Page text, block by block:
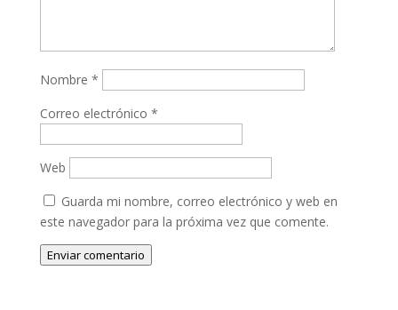
Nombre *
Correo electrónico *
Web
Guarda mi nombre, correo electrónico y web en
este navegador para la próxima vez que comente.
Enviar comentario